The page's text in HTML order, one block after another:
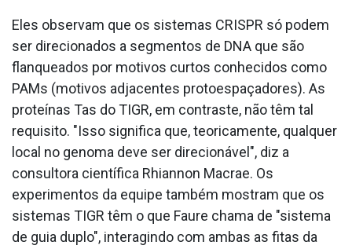
Eles observam que os sistemas CRISPR só podem
ser direcionados a segmentos de DNA que são
flanqueados por motivos curtos conhecidos como
PAMs (motivos adjacentes protoespaçadores). As
proteínas Tas do TIGR, em contraste, não têm tal
requisito. "Isso significa que, teoricamente, qualquer
local no genoma deve ser direcionável", diz a
consultora científica Rhiannon Macrae. Os
experimentos da equipe também mostram que os
sistemas TIGR têm o que Faure chama de "sistema
de guia duplo", interagindo com ambas as fitas da